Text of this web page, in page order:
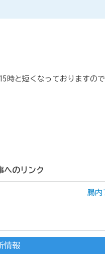
と短くなっておりますの
へのリンク
腸内
情報